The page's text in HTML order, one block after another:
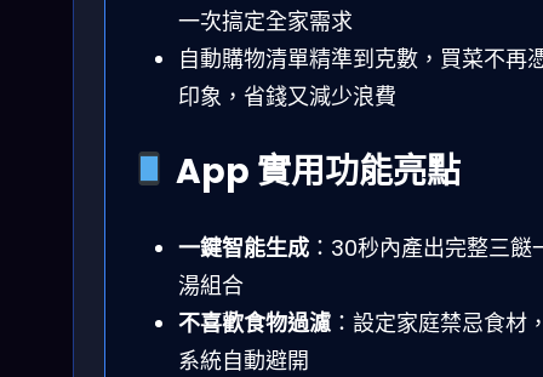
一次搞定全家需求
自動購物清單精準到克數，買菜不再
印象，省錢又減少浪費
App 實用功能亮點
一鍵智能生成 ：30秒內產出完整三餸
湯組合
不喜歡食物過濾 ：設定家庭禁忌食材
系統自動避開